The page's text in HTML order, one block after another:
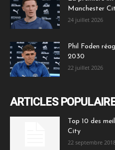
Manchester
24 juillet 2026
Phil Foden
2030
22 juillet 2026
ARTICLES
Top 10 des
City
22 septembre